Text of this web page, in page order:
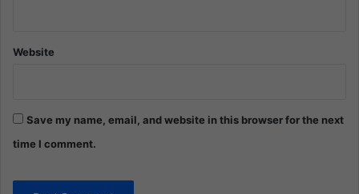
Website
Save my name, email, and website in this browser for the next
time I comment.